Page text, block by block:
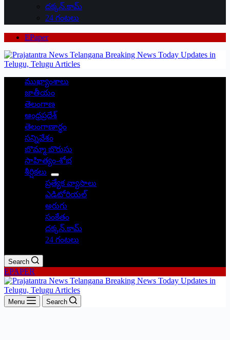
దక్కన్.కామ్
24 గంటలు
EPaper
ముఖ్యాంశాలు
జాతీయం
తెలంగాణ
ఆంధ్రప్రదేశ్
తెలంగాణార్థం
సన్నివేశం
బొమ్మా బొరుసు
సాహిత్యం-శోభ
శీర్షికలు
ప్రత్యేక వ్యాసాలు
ఎడిటోరియల్
అరుగు
సంకేతం
దక్కన్.కామ్
24 గంటలు
Search
EPAPER
Menu Search